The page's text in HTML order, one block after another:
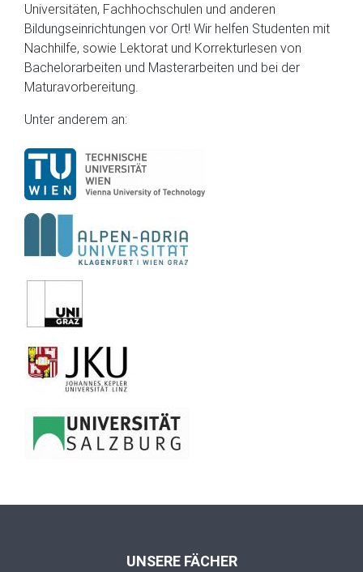
Universitäten, Fachhochschulen und anderen
Bildungseinrichtungen vor Ort! Wir helfen Studenten mit
Nachhilfe, sowie Lektorat und Korrekturlesen von
Bachelorarbeiten und Masterarbeiten und bei der
Maturavorbereitung.
Unter anderem an:
UNSERE FÄCHER